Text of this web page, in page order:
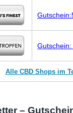
Alle CBD Shops im
–